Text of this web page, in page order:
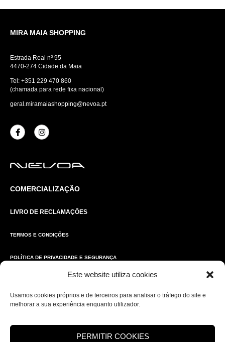
Este website utiliza cookies
Usamos cookies próprios e de terceiros para analisar o tráfego do site e
melhorar a sua experiência enquanto utilizador.
PERMITIR COOKIES
MIRA MAIA SHOPPING
Estrada Real nº 95
4470-274 Cidade da Maia
Tel: +351 229 470 860
(chamada para rede fixa nacional)
geral.miramaiashopping@nevoa.pt
COMERCIALIZAÇÃO
LIVRO DE RECLAMAÇÕES
TERMOS E CONDIÇÕES
POLÍTICA DE PRIVACIDADE E SEGURANÇA
PORTAL DO OPERADOR
VANTAGENS DE COLABORADORES